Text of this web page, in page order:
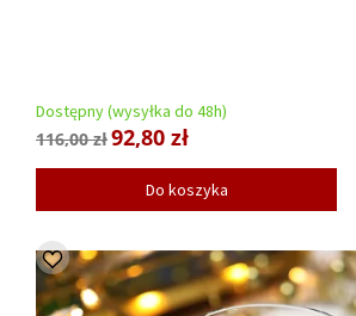
Dostępny (wysyłka do 48h)
116,00 zł92,80 zł
Do koszyka